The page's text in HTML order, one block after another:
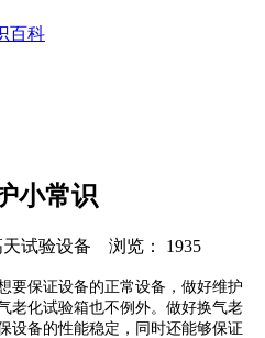
百科
小常识
天试验设备 浏览： 1935
保证设备的正常设备，做好维护
老化试验箱也不例外。做好换气老
设备的性能稳定，同时还能够保证